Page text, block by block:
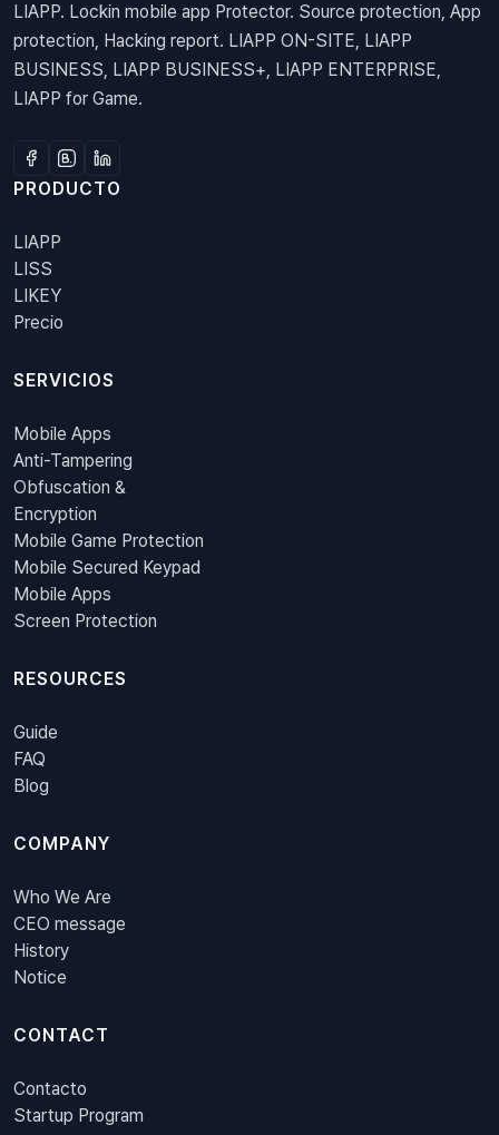
LIAPP. Lockin mobile app Protector. Source protection, App
protection, Hacking report. LIAPP ON-SITE, LIAPP
BUSINESS, LIAPP BUSINESS+, LIAPP ENTERPRISE,
LIAPP for Game.
PRODUCTO
LIAPP
LISS
LIKEY
Precio
SERVICIOS
Mobile Apps
Anti-Tampering
Obfuscation &
Encryption
Mobile Game Protection
Mobile Secured Keypad
Mobile Apps
Screen Protection
RESOURCES
Guide
FAQ
Blog
COMPANY
Who We Are
CEO message
History
Notice
CONTACT
Contacto
Startup Program